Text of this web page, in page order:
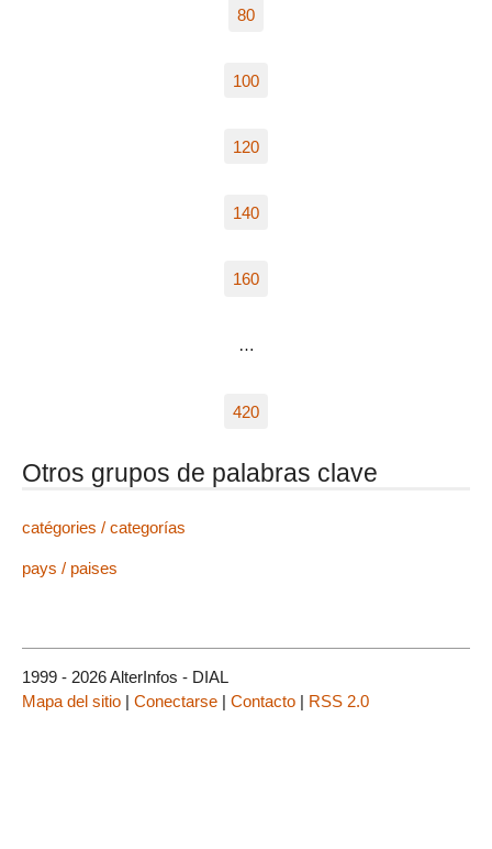
80
100
120
140
160
…
420
Otros grupos de palabras clave
catégories / categorías
pays / paises
1999 - 2026 AlterInfos - DIAL
Mapa del sitio | Conectarse | Contacto | RSS 2.0